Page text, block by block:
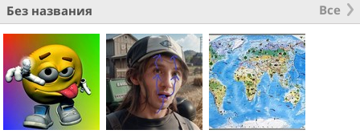
Без названия Все